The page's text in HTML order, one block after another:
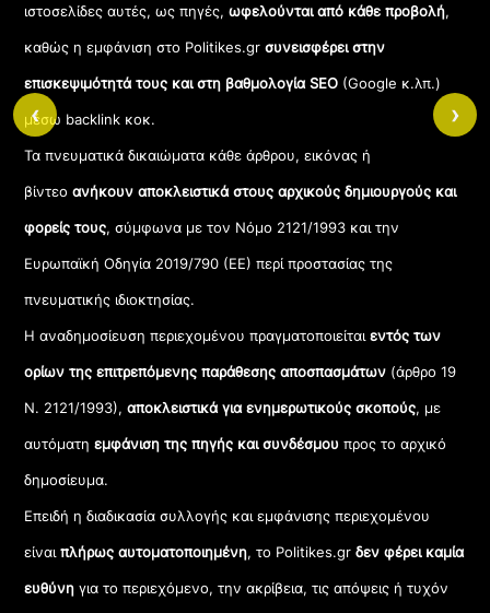
ιστοσελίδες αυτές, ως πηγές,ωφελούνται από κάθε προβολή,
καθώς η εμφάνιση στο Politikes.gr συνεισφέρει στην
επισκεψιμότητά τους και στη βαθμολογία SEO (Google κ.λπ.)
μέσω backlink κοκ.
Τα πνευματικά δικαιώματα κάθε άρθρου, εικόνας ή
βίντεοανήκουν αποκλειστικά στους αρχικούς δημιουργούς και
φορείς τους, σύμφωνα με τον Νόμο 2121/1993 και την
Ευρωπαϊκή Οδηγία 2019/790 (ΕΕ) περί προστασίας της
πνευματικής ιδιοκτησίας.
Η αναδημοσίευση περιεχομένου πραγματοποιείταιεντός των
ορίων της επιτρεπόμενης παράθεσης αποσπασμάτων (άρθρο 19
Ν. 2121/1993), αποκλειστικά για ενημερωτικούς σκοπούς, με
αυτόματηεμφάνιση της πηγής και συνδέσμου προς το αρχικό
δημοσίευμα.
Επειδή η διαδικασία συλλογής και εμφάνισης περιεχομένου
είναιπλήρως αυτοματοποιημένη, το Politikes.grδεν φέρει καμία
ευθύνη για το περιεχόμενο, την ακρίβεια, τις απόψεις ή τυχόν
‹ ›